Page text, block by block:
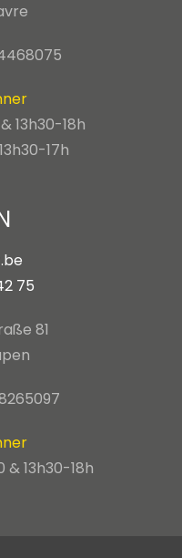
13h30-18h
17h
75
81
13h30-18h